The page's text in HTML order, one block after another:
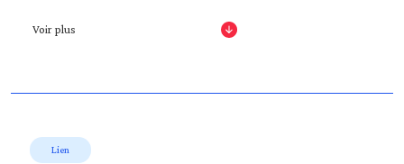
Voir plus
Lien